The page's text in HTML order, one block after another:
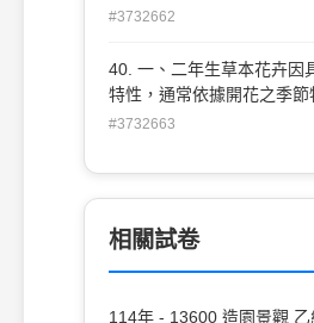
必須詳實標記，而市售具有
由左至右依序為何種肥份？
磷-氮-鉀(C)氮-鉀-磷 (D)氮-
#3732662
40. 一、二年生草本花卉因
特性，通常依據開花之季節
草花及夏季草花，下列何種
四季秋海棠 (D)五彩石竹 。
#3732663
相關試卷
114年 - 13600 造園景觀 乙